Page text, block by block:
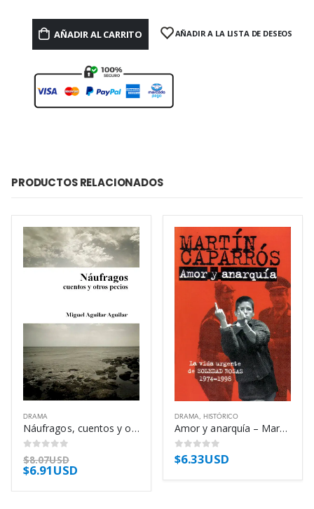
AÑADIR AL CARRITO AÑADIR A LA LISTA DE DESEOS
PRODUCTOS RELACIONADOS
DRAMA
Náufragos, cuentos y otros pecios – Miguel Aguilar Aguilar
0out of 5
$8.07USD
$6.91USD
DRAMA, HISTÓRICO
Amor y anarquía – Martín Caparrós
0out of 5
$6.33USD